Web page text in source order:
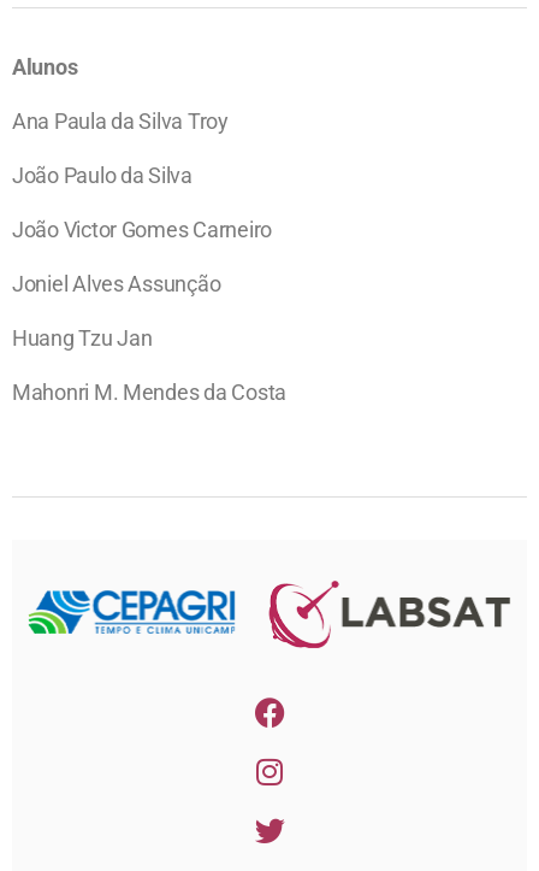
Alunos
Ana Paula da Silva Troy
João Paulo da Silva
João Victor Gomes Carneiro
Joniel Alves Assunção
Huang Tzu Jan
Mahonri M. Mendes da Costa